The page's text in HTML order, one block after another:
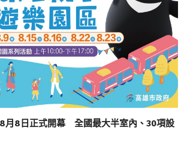
月8日正式開幕 全國最大半室內、30項設